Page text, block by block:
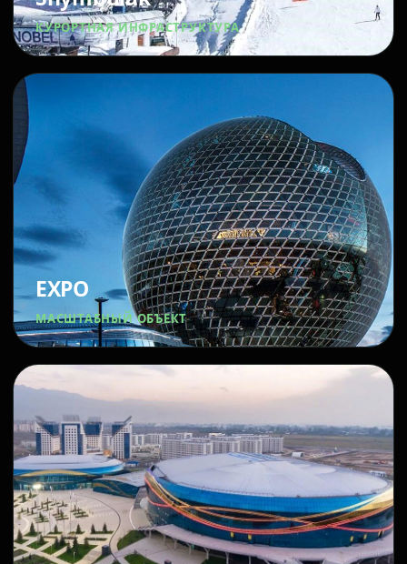
КУРОРТНАЯ ИНФРАСТРУКТУРА
EXPO
МАСШТАБНЫЙ ОБЪЕКТ